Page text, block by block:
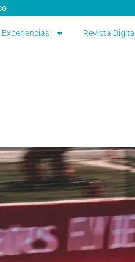
Experiencias Revista Digital